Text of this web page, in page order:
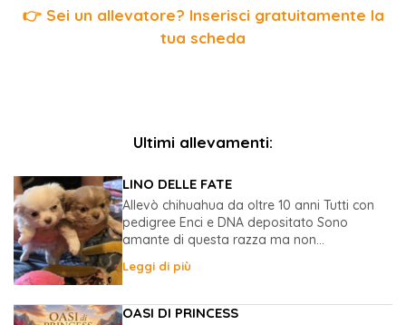
👉 Sei un allevatore? Inserisci gratuitamente la
tua scheda
Ultimi allevamenti:
LINO DELLE FATE
Allevò chihuahua da oltre 10 anni Tutti con
pedigree Enci e DNA depositato Sono
amante di questa razza ma non...
Leggi di più
OASI DI PRINCESS